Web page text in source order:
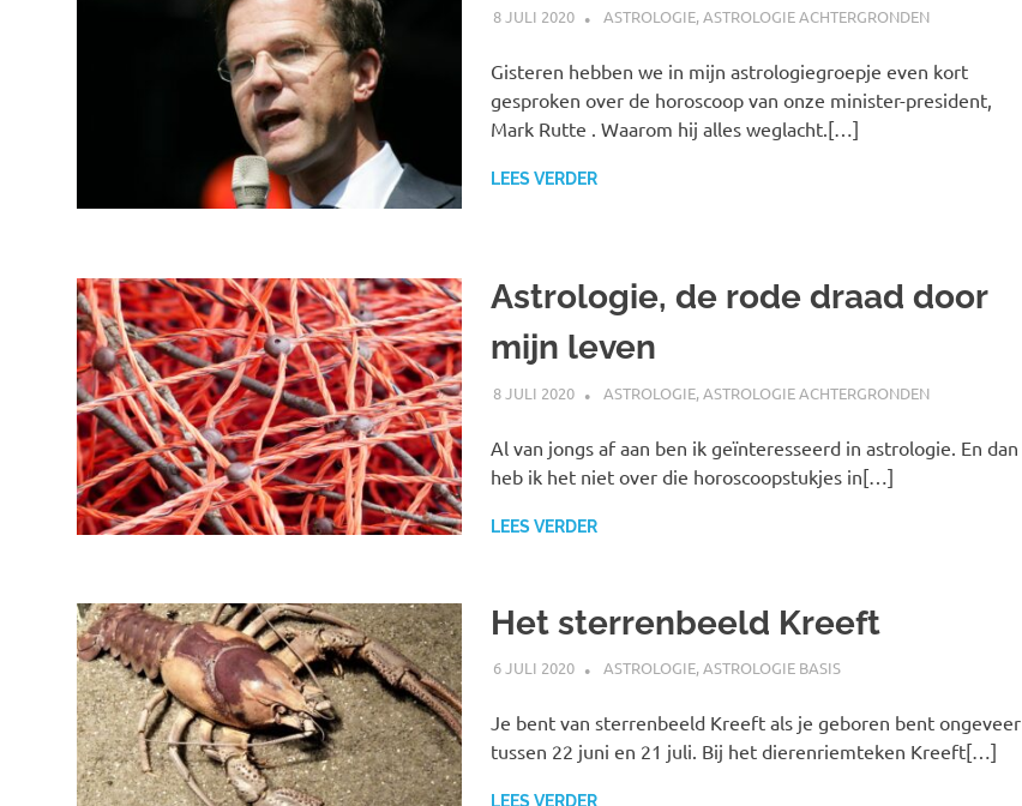
8 JULI 2020 MARJOLEIN
ASTROLOGIE,ASTROLOGIE ACHTERGRONDEN
Gisteren hebben we in mijn astrologiegroepje even kort
gesproken over de horoscoop van onze minister-president,
Mark Rutte . Waarom hij alles weglacht.[…]
LEES VERDER
Astrologie, de rode draad door
mijn leven
8 JULI 2020 MARJOLEIN
ASTROLOGIE,ASTROLOGIE ACHTERGRONDEN
Al van jongs af aan ben ik geïnteresseerd in astrologie. En dan
heb ik het niet over die horoscoopstukjes in[…]
LEES VERDER
Het sterrenbeeld Kreeft
6 JULI 2020 MARJOLEIN
ASTROLOGIE,ASTROLOGIE BASIS
Je bent van sterrenbeeld Kreeft als je geboren bent ongeveer
tussen 22 juni en 21 juli. Bij het dierenriemteken Kreeft[…]
LEES VERDER